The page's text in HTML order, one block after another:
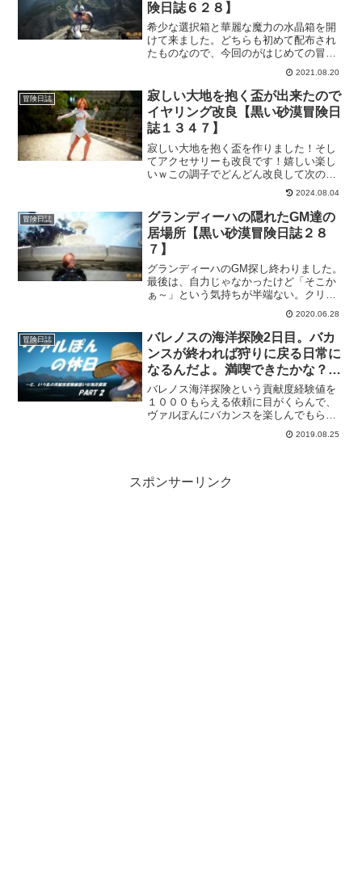
険日誌６２８】
希少な選択箱と華麗な魔力の水晶箱を開
けて来ました。どちらも初めて配布され
たものなので、今回のがはじめての冒険
者さんも少なくないと思います、以前に
家具の選択箱もありましたけど、希少な
選択箱は一味違ったワクワクを味わうこ
とができたと思います。
2021.08.20
冒険日誌
寂しい大地を抱く盃が出来たので
イヤリング改良【黒い砂漠冒険日
誌１３４７】
寂しい大地を抱く盃を作りました！そし
てアクセサリーも改良です！嬉しい楽し
いｗこの調子でどんどん改良して次の上
位狩り場にチャレンジ出来るようになる
といいなー。その前に、全てのアクセサ
リーを真Ⅴにしないといけないんだけど
ｗ
2024.08.04
冒険日誌
グランディーハの隠れたGM達の
居場所【黒い砂漠冒険日誌２８
７】
グランディーハのGM探し終わりました。
最後は、自力じゃなかったけど「そこか
ぁ～」という気持ちが半端ない。クリア
したからいいけど、ほんと疲れました。
久しぶりに同じところをひたすらグルグ
ル回りましたよ。5人のGMを探し終わっ
ても、報告にいくGMも「そっちかい
っ！」ってなる場所でしたし。いろいろ
疲れる依頼でした。
2020.06.28
冒険日誌
バレノスの海洋探険2日目。バカ
ンスが終われば狩りに戻る日常に
なるんだよ。満喫できたかな？
ヴァルぽんの休日 Part2【黒い砂
漠冒険日誌２４】
バレノス海洋探険という貢献度経験値を
１０００もらえる依頼に目がくらんで、
ヴァルぽんにバカンスを楽しんでもらい
ました。普段とは違った感覚で依頼をこ
なすことで、狩りに疲れた身体も少しは
2019.08.25
スポンサーリンク